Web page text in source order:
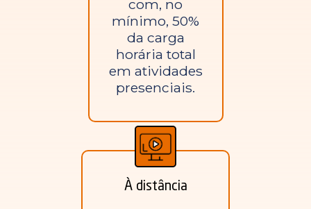
com, no
mínimo, 50%
da carga
horária total
em atividades
presenciais.
À distância